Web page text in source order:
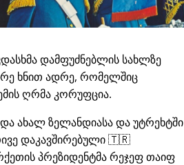
დამფუძნებლის სახლზე
ხნით ადრე, რომელშიც
ღრმა კორუფცია.
ახალ ზელანდიასა და უტრეხტში
დაკავშირებული 🇹🇷
პრეზიდენტმა რეჯეფ თაიფ